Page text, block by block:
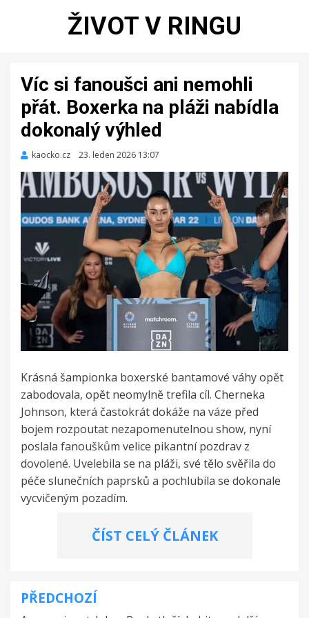
ŽIVOT V RINGU
Víc si fanoušci ani nemohli
přát. Boxerka na pláži nabídla
dokonalý výhled
kaocko.cz
Zveřejněno
23. leden 2026 13:07
Krásná šampionka boxerské bantamové váhy opět
zabodovala, opět neomylně trefila cíl. Cherneka
Johnson, která častokrát dokáže na váze před
bojem rozpoutat nezapomenutelnou show, nyní
poslala fanouškům velice pikantní pozdrav z
dovolené. Uvelebila se na pláži, své tělo svěřila do
péče slunečních paprsků a pochlubila se dokonale
vycvičeným pozadím.
ČÍST CELÝ ČLÁNEK
Navigace
PŘEDCHOZÍ